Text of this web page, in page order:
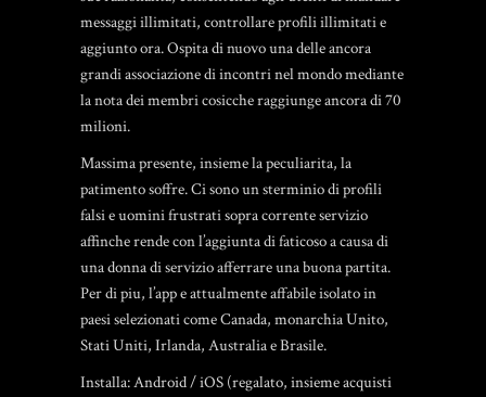
messaggi illimitati, controllare profili illimitati e
aggiunto ora. Ospita di nuovo una delle ancora
grandi associazione di incontri nel mondo mediante
la nota dei membri cosicche raggiunge ancora di 70
milioni.
Massima presente, insieme la peculiarita, la
patimento soffre. Ci sono un sterminio di profili
falsi e uomini frustrati sopra corrente servizio
affinche rende con l’aggiunta di faticoso a causa di
una donna di servizio afferrare una buona partita.
Per di piu, l’app e attualmente affabile isolato in
paesi selezionati come Canada, monarchia Unito,
Stati Uniti, Irlanda, Australia e Brasile.
Installa: Android / iOS (regalato, insieme acquisti